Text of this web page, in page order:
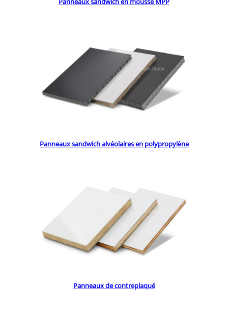
Panneaux sandwich alvéolaires en polypropylène
Panneaux de contreplaqué